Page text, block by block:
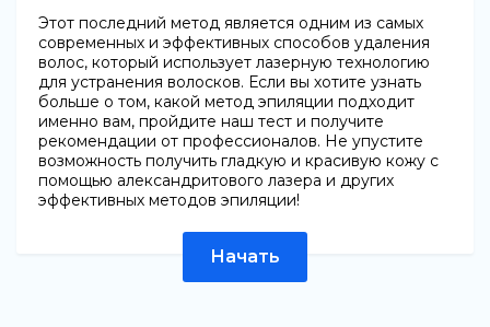
Этот последний метод является одним из самых
современных и эффективных способов удаления
волос, который использует лазерную технологию
для устранения волосков. Если вы хотите узнать
больше о том, какой метод эпиляции подходит
именно вам, пройдите наш тест и получите
рекомендации от профессионалов. Не упустите
возможность получить гладкую и красивую кожу с
помощью александритового лазера и других
эффективных методов эпиляции!
Начать